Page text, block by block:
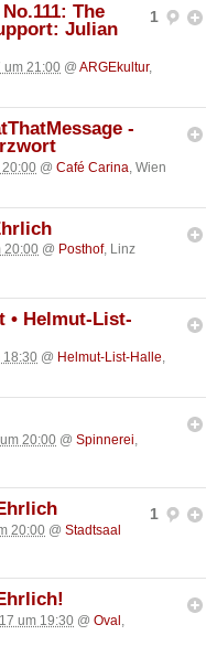
1
The
Julian
um 21:00 @ ARGEkultur,
-
20:00 @ Café Carina, Wien
20:00 @ Posthof, Linz
• Helmut-List-
18:30 @ Helmut-List-Halle,
20:00 @ Spinnerei
1
20:00 @ Stadtsaal
um 19:30 @ Oval